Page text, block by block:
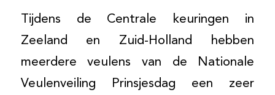
Tijdens de Centrale keuringen in
Zeeland en Zuid-Holland hebben
meerdere veulens van de Nationale
Veulenveiling Prinsjesdag een zeer